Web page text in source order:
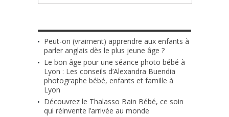
Peut-on (vraiment) apprendre aux enfants à
parler anglais dès le plus jeune âge ?
Le bon âge pour une séance photo bébé à
Lyon : Les conseils d’Alexandra Buendia
photographe bébé, enfants et famille à
Lyon
Découvrez le Thalasso Bain Bébé, ce soin
qui réinvente l’arrivée au monde